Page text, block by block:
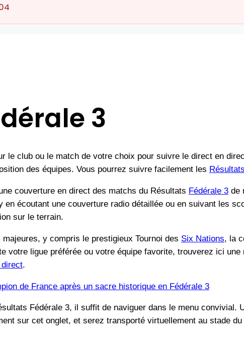
3
le club ou le match de votre choix pour suivre le direct en
des équipes. Vous pourrez suivre facilement les
couverture en direct des matchs du Résultats Fédérale 3 de
écoutant une couverture radio détaillée ou en suivant les
sur le terrain.
y compris le prestigieux Tournoi des Six Nations, la
votre ligue préférée ou votre équipe favorite, trouverez ici une
direct.
de France après un sacre historique en Fédérale 3
Fédérale 3, il suffit de naviguer dans le menu convivial.
sur cet onglet, et serez transporté virtuellement au stade du